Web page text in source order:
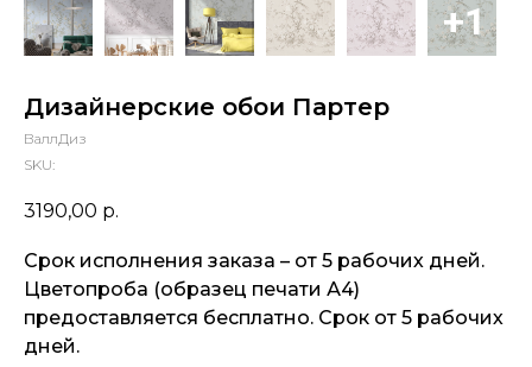
Дизайнерские обои Партер
ВаллДиз
SKU:
3190,00 р.
Срок исполнения заказа – от 5 рабочих дней.
Цветопроба (образец печати А4)
предоставляется бесплатно. Срок от 5 рабочих
дней.